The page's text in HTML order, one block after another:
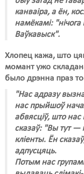
канваіра, а ён,
намёкамі:
Ваўкавыск".
Хлопец кажа, што
момант ужо
было дрэнна праз
"Нас адразу
нас прыйшоў
абвясціў, што
сказаў: "Вы тут —
кліенты. Ён
адпусцяць.
Потым нас